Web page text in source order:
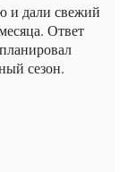
и дали свежий
Ответ
сезон.